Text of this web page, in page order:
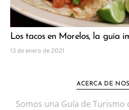
Los tacos en Morelos, la guía
13 de enero de 2021
ACERCA DE
Somos una Guía de Turismo